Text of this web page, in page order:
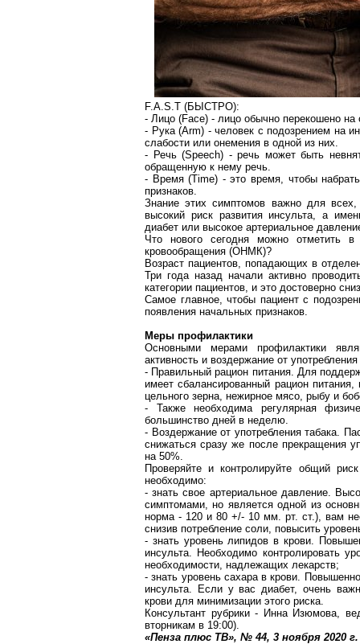
F.A.S.T (БЫСТРО):
- Лицо (Face) - лицо обычно перекошено на
- Рука (Arm) - человек с подозрением на
слабости или онемения в одной из них.
- Речь (Speech) - речь может быть
обращенную к нему речь.
- Время (Time) - это время, чтобы
признаков.
Знание этих симптомов важно для
высокий риск развития инсульта, а
диабет или высокое артериальное
Что нового сегодня можно отметить
кровообращения (ОНМК)?
Возраст пациентов, попадающих в
Три года назад начали активно
категории пациентов, и это достоверно
Самое главное, чтобы пациент с
появления начальных признаков.
Меры профилактики
Основными мерами профилактики
активность и воздержание от
- Правильный рацион питания. Для
имеет сбалансированный рацион
цельного зерна, нежирное мясо, рыбу и
- Также необходима регулярная
большинство дней в неделю.
- Воздержание от употребления табака.
снижаться сразу же после прекращения
на 50%.
Проверяйте и контролируйте общий
необходимо:
- знать свое артериальное давление.
симптомами, но является одной из
норма - 120 и 80 +/- 10 мм. рт. ст.), вам
снизив потребление соли, повысить
- знать уровень липидов в крови.
инсульта. Необходимо контролировать
необходимости, надлежащих лекарств;
- знать уровень сахара в крови.
инсульта. Если у вас диабет, очень
крови для минимизации этого риска.
Консультант рубрики - Инна Изюмова,
вторникам в 19:00).
«Пенза плюс ТВ», № 44, 3 ноября2020 г.